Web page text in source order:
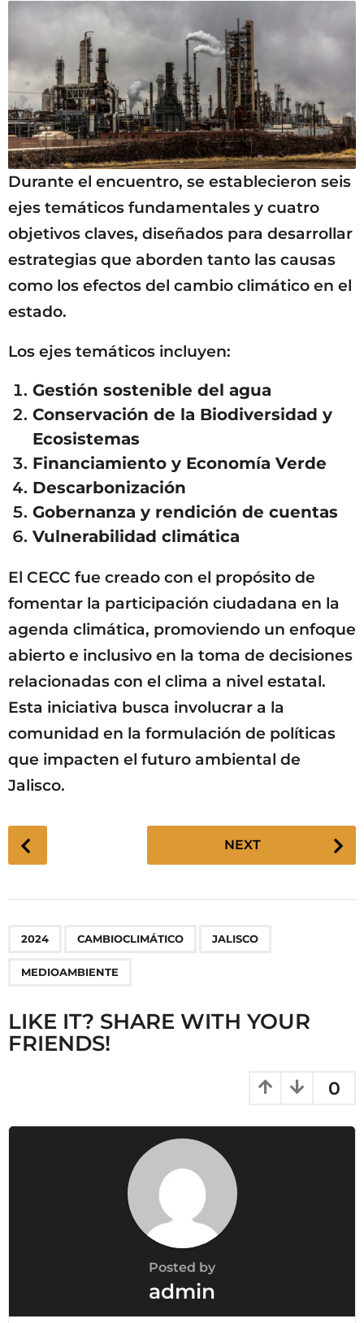
Durante el encuentro, se establecieron seis
ejes temáticos fundamentales y cuatro
objetivos claves, diseñados para desarrollar
estrategias que aborden tanto las causas
como los efectos del cambio climático en el
estado.
Los ejes temáticos incluyen:
Gestión sostenible del agua
Conservación de la Biodiversidad y
Ecosistemas
Financiamiento y Economía Verde
Descarbonización
Gobernanza y rendición de cuentas
Vulnerabilidad climática
El CECC fue creado con el propósito de
fomentar la participación ciudadana en la
agenda climática, promoviendo un enfoque
abierto e inclusivo en la toma de decisiones
relacionadas con el clima a nivel estatal.
Esta iniciativa busca involucrar a la
comunidad en la formulación de políticas
que impacten el futuro ambiental de
Jalisco.
P
o
n
a
t
n
NEXT
2024 CAMBIOCLIMÁTICO JALISCO
MEDIOAMBIENTE
LIKE IT? SHARE WITH YOUR
FRIENDS!
0
Posted by
admin